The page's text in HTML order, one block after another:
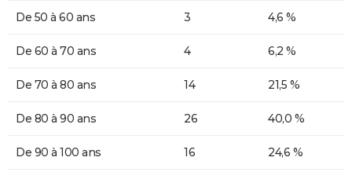
De 50 à 60 ans 3 4,6 %
De 60 à 70 ans 4 6,2 %
De 70 à 80 ans 14 21,5 %
De 80 à 90 ans 26 40,0 %
De 90 à 100 ans 16 24,6 %